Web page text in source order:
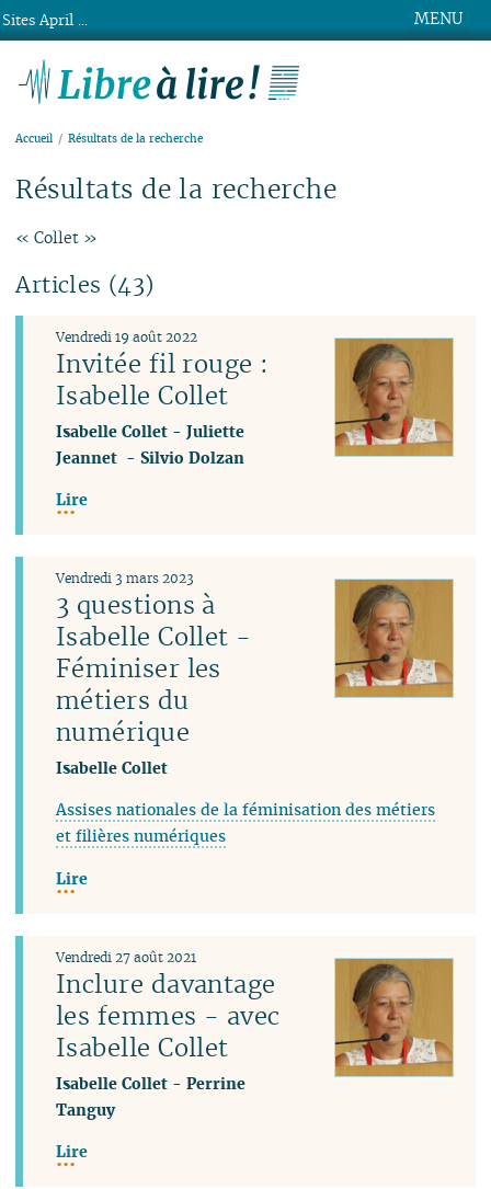
MENU
Accueil Résultats de la recherche
Résultats de la recherche
« Collet »
Articles (43)
Invitée fil rouge :
Isabelle Collet
Vendredi 19 août 2022
Isabelle Collet -Juliette
Jeannet -Silvio Dolzan
Lire
3 questions à
Isabelle Collet -
Féminiser les
métiers du
numérique
Vendredi 3 mars 2023
Isabelle Collet
Assises nationales de la féminisation des métiers
et filières numériques
Lire
Inclure davantage
les femmes - avec
Isabelle Collet
Vendredi 27 août 2021
Isabelle Collet -Perrine
Tanguy
Lire
Sites April ...